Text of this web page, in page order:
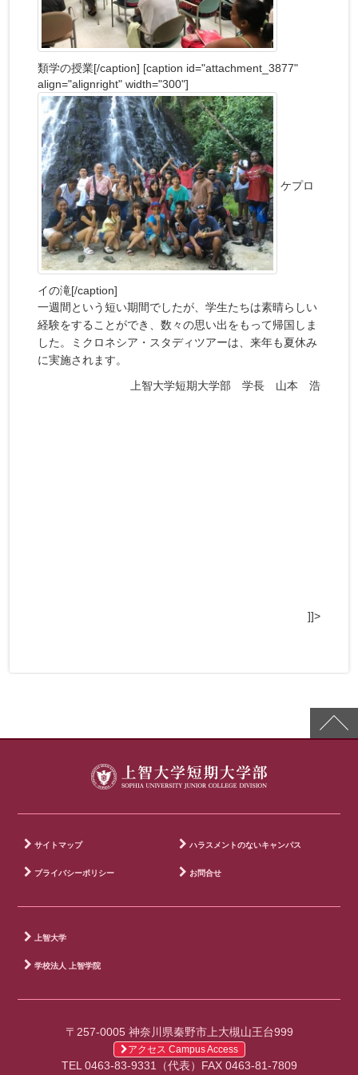
類学の授業[/caption] [caption id="attachment_3877"
align="alignright" width="300"]
ケプロ
イの滝[/caption]
一週間という短い期間でしたが、学生たちは素晴らしい
経験をすることができ、数々の思い出をもって帰国しま
した。ミクロネシア・スタディツアーは、来年も夏休み
に実施されます。
上智大学短期大学部 学長 山本 浩
]]>
サイトマップ ハラスメントのないキャンパス
プライバシーポリシー お問合せ
上智大学
学校法人 上智学院
〒257-0005 神奈川県秦野市上大槻山王台999
アクセス Campus Access
TEL 0463-83-9331（代表）FAX 0463-81-7809